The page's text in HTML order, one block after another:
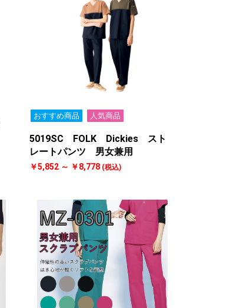
おすすめ商品 人気商品
5019SC FOLK Dickies スト
レートパンツ 男女兼用
￥5,852 ～ ￥8,778 (税込)